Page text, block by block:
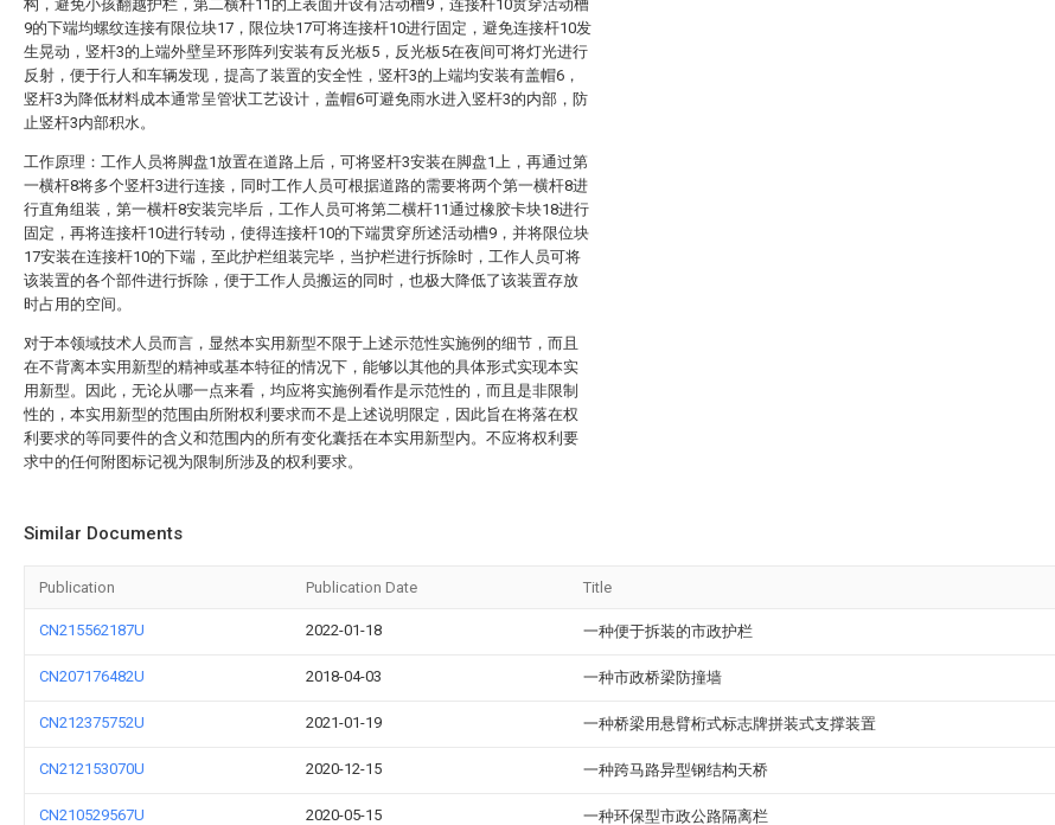
构，避免小孩翻越护栏，第二横杆11的上表面开设有活动槽9，连接杆10贯穿活动槽
9的下端均螺纹连接有限位块17，限位块17可将连接杆10进行固定，避免连接杆10发
生晃动，竖杆3的上端外壁呈环形阵列安装有反光板5，反光板5在夜间可将灯光进行
反射，便于行人和车辆发现，提高了装置的安全性，竖杆3的上端均安装有盖帽6，
竖杆3为降低材料成本通常呈管状工艺设计，盖帽6可避免雨水进入竖杆3的内部，防
止竖杆3内部积水。
工作原理：工作人员将脚盘1放置在道路上后，可将竖杆3安装在脚盘1上，再通过第
一横杆8将多个竖杆3进行连接，同时工作人员可根据道路的需要将两个第一横杆8进
行直角组装，第一横杆8安装完毕后，工作人员可将第二横杆11通过橡胶卡块18进行
固定，再将连接杆10进行转动，使得连接杆10的下端贯穿所述活动槽9，并将限位块
17安装在连接杆10的下端，至此护栏组装完毕，当护栏进行拆除时，工作人员可将
该装置的各个部件进行拆除，便于工作人员搬运的同时，也极大降低了该装置存放
时占用的空间。
对于本领域技术人员而言，显然本实用新型不限于上述示范性实施例的细节，而且
在不背离本实用新型的精神或基本特征的情况下，能够以其他的具体形式实现本实
用新型。因此，无论从哪一点来看，均应将实施例看作是示范性的，而且是非限制
性的，本实用新型的范围由所附权利要求而不是上述说明限定，因此旨在将落在权
利要求的等同要件的含义和范围内的所有变化囊括在本实用新型内。不应将权利要
求中的任何附图标记视为限制所涉及的权利要求。
Similar Documents
Publication Publication Date Title
CN215562187U 2022-01-18 一种便于拆装的市政护栏
CN207176482U 2018-04-03 一种市政桥梁防撞墙
CN212375752U 2021-01-19 一种桥梁用悬臂桁式标志牌拼装式支撑装置
CN212153070U 2020-12-15 一种跨马路异型钢结构天桥
CN210529567U 2020-05-15 一种环保型市政公路隔离栏